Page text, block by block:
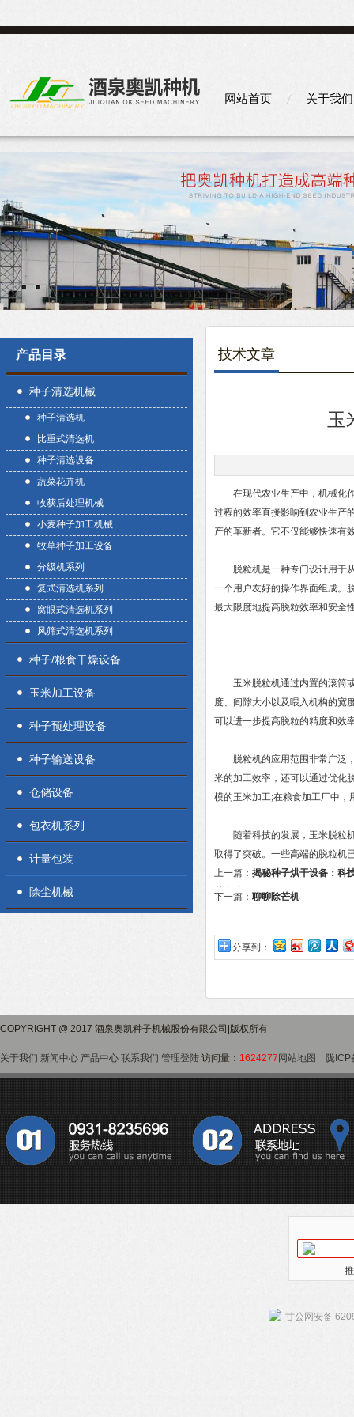
网站首页 关于我们
产品目录
种子清选机械
种子清选机
比重式清选机
种子清选设备
蔬菜花卉机
收获后处理机械
小麦种子加工机械
牧草种子加工设备
分级机系列
复式清选机系列
窝眼式清选机系列
风筛式清选机系列
种子/粮食干燥设备
玉米加工设备
种子预处理设备
种子输送设备
仓储设备
包衣机系列
计量包装
除尘机械
技术文章
玉
在现代农业生产中，机械化作
过程的效率直接影响到农业生产
产的革新者。它不仅能够快速有
脱粒机是一种专门设计用于从
一个用户友好的操作界面组成。
最大限度地提高脱粒效率和安全
玉米脱粒机通过内置的滚筒
度、间隙大小以及喂入机构的宽
可以进一步提高脱粒的精度和效
脱粒机的应用范围非常广泛，
米的加工效率，还可以通过优化
模的玉米加工;在粮食加工厂中，
随着科技的发展，玉米脱粒机
取得了突破。一些高端的脱粒机
上一篇： 揭秘种子烘干设备：科
慧之道
下一篇： 聊聊除芒机
分享到：
COPYRIGHT @ 2017 酒泉奥凯种子机械股份有限公司|版权所有
关于我们 新闻中心 产品中心 联系我们 管理登陆 访问量： 1624277 网站地图 陇
甘公网安备